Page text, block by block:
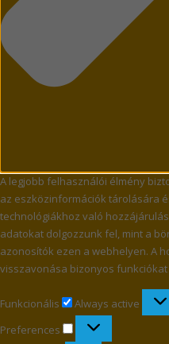
A legjobb felhasználói élmény
az eszközinformációk tárolására
technológiákhoz való
adatokat dolgozzunk fel, mint a
azonosítók ezen a webhelyen. A
visszavonása bizonyos
Funkcionális Funkcionális
Always active
Preferences
Preferences